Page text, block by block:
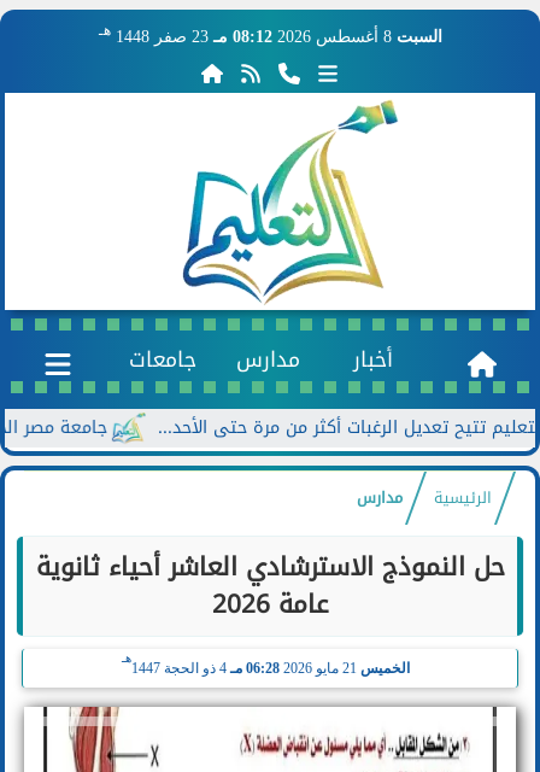
السبت 8 أغسطس 2026 08:12 مـ 23 صفر 1448 هـ
أخبار مدارس جامعات
جامعة مصر الجديدة تعلن خصومات
الرئيسية مدارس
حل النموذج الاسترشادي العاشر أحياء ثانوية
عامة 2026
الخميس 06:28 مـ 4 ذو الحجة 1447
هـ